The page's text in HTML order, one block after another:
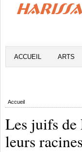
ACCUEIL ARTS
Accueil
Les juifs de
leurs racines